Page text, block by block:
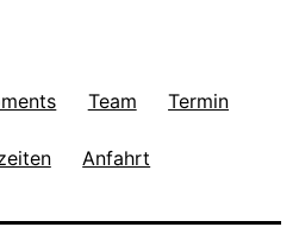
Team Termin
Anfahrt